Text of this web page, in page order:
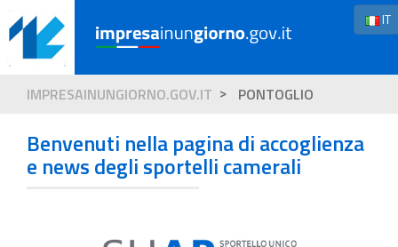
IT
IMPRESAINUNGIORNO.GOV.IT PONTOGLIO
Benvenuti nella pagina di accoglienza
e news degli sportelli camerali